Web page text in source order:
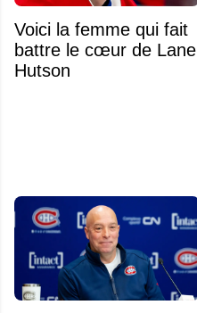
Voici la femme qui fait
battre le cœur de Lane
Hutson